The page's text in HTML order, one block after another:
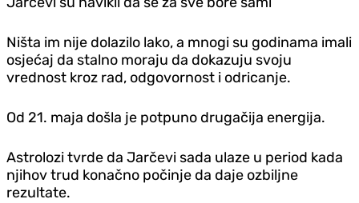
Ništa im nije dolazilo lako, a mnogi su godinama imali
osjećaj da stalno moraju da dokazuju svoju
vrednost kroz rad, odgovornost i odricanje.
Od 21. maja došla je potpuno drugačija energija.
Astrolozi tvrde da Jarčevi sada ulaze u period kada
njihov trud konačno počinje da daje ozbiljne
rezultate.